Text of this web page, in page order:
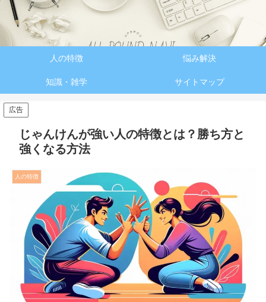
人の特徴 悩み解決
知識・雑学 サイトマップ
広告
じゃんけんが強い人の特徴とは？勝ち方と
強くなる方法
人の特徴